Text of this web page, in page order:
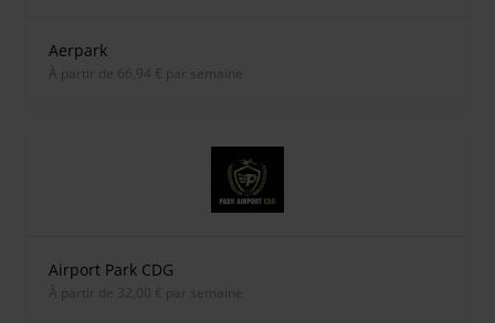
Aerpark
À partir de 66,94 € par semaine
Airport Park CDG
À partir de 32,00 € par semaine